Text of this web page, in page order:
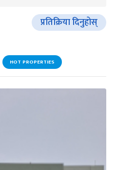
प्रतिक्रिया दिनुहोस्
HOT PROPERTIES